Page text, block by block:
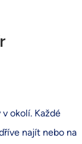
okolí. Každé
najít nebo na